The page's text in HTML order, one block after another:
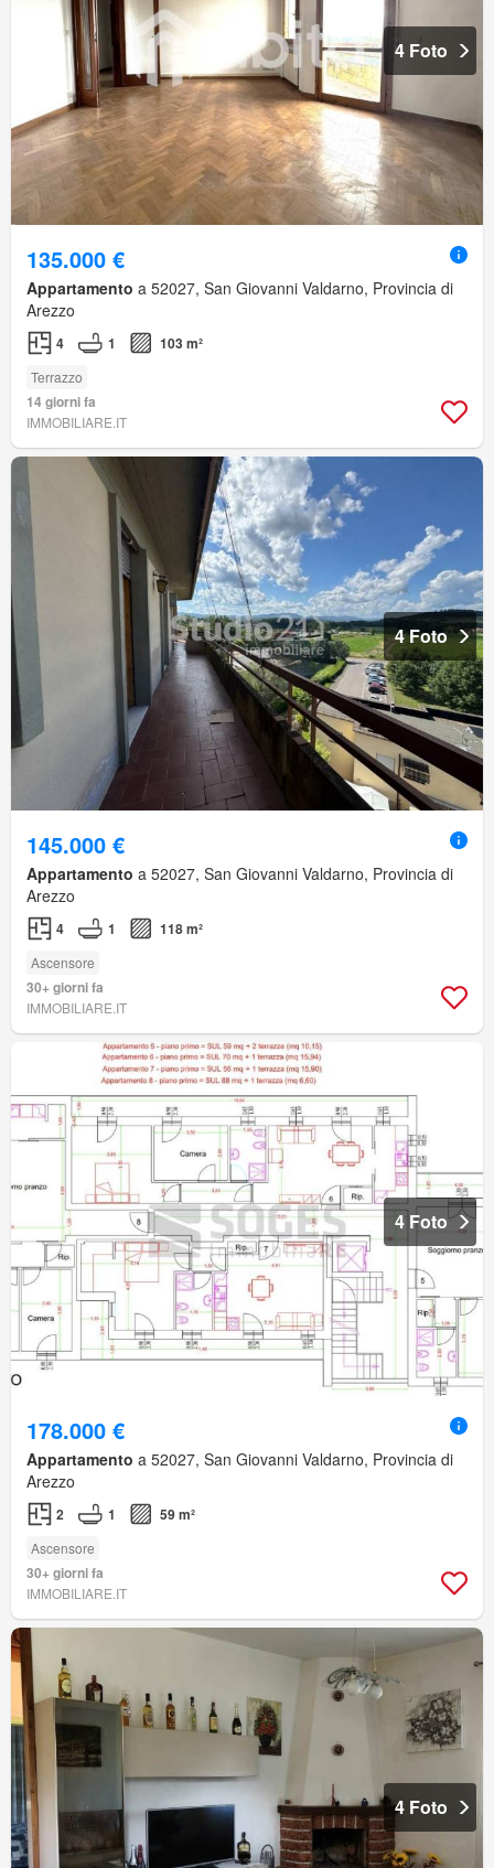
4 Foto
135.000 €
Appartamento a 52027, San Giovanni Valdarno, Provincia di
Arezzo
4 1 103 m²
Terrazzo
14 giorni fa
IMMOBILIARE.IT
4 Foto
145.000 €
Appartamento a 52027, San Giovanni Valdarno, Provincia di
Arezzo
4 1 118 m²
Ascensore
30+ giorni fa
IMMOBILIARE.IT
4 Foto
178.000 €
Appartamento a 52027, San Giovanni Valdarno, Provincia di
Arezzo
2 1 59 m²
Ascensore
30+ giorni fa
IMMOBILIARE.IT
4 Foto